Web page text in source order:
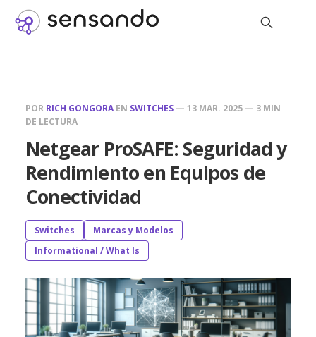
POR RICH GONGORA EN SWITCHES — 13 MAR. 2025 — 3 MIN
DE LECTURA
Netgear ProSAFE: Seguridad y
Rendimiento en Equipos de
Conectividad
Switches
Marcas y Modelos
Informational / What Is